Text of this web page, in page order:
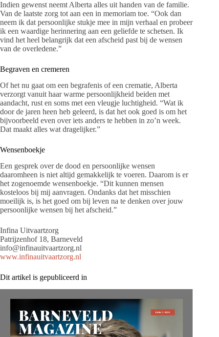
Indien gewenst neemt Alberta alles uit handen van de familie.
Van de laatste zorg tot aan een in memoriam toe. “Ook dan
neem ik dat persoonlijke stukje mee in mijn verhaal en probeer
ik een waardige herinnering aan een geliefde te schetsen. Ik
vind het heel belangrijk dat een afscheid past bij de wensen
van de overledene.”
Begraven en cremeren
Of het nu gaat om een begrafenis of een crematie, Alberta
verzorgt vanuit haar warme persoonlijkheid beiden met
aandacht, rust en soms met een vleugje luchtigheid. “Wat ik
door de jaren heen heb geleerd, is dat het ook goed is om het
bijvoorbeeld even over iets anders te hebben in zo’n week.
Dat maakt alles wat dragelijker.”
Wensenboekje
Een gesprek over de dood en persoonlijke wensen
daaromheen is niet altijd gemakkelijk te voeren. Daarom is er
het zogenoemde wensenboekje. “Dit kunnen mensen
kosteloos bij mij aanvragen. Ondanks dat het misschien
moeilijk is, is het goed om bij leven na te denken over jouw
persoonlijke wensen bij het afscheid.”
Infina Uitvaartzorg
Patrijzenhof 18, Barneveld
info@infinauitvaartzorg.nl
www.infinauitvaartzorg.nl
Dit artikel is gepubliceerd in